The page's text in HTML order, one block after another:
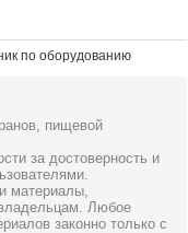
по оборудованию
пищевой
за достоверность и
материалы,
Любое
законно только с